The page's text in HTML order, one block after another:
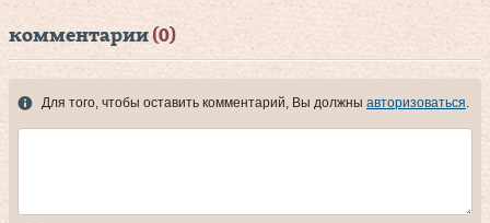
комментарии (0)
Для того, чтобы оставить комментарий, Вы должны авторизоваться.